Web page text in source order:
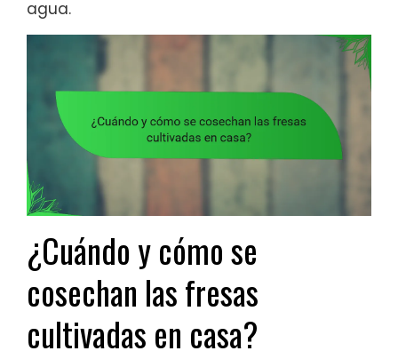
agua.
¿Cuándo y cómo se
cosechan las fresas
cultivadas en casa?